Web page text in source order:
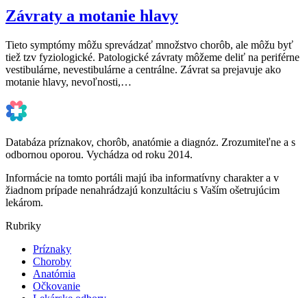
Závraty a motanie hlavy
Tieto symptómy môžu sprevádzať množstvo chorôb, ale môžu byť
tiež tzv fyziologické. Patologické závraty môžeme deliť na periférne
vestibulárne, nevestibulárne a centrálne. Závrat sa prejavuje ako
motanie hlavy, nevoľnosti,…
Databáza príznakov, chorôb, anatómie a diagnóz. Zrozumiteľne a s
odbornou oporou. Vychádza od roku 2014.
Informácie na tomto portáli majú iba informatívny charakter a v
žiadnom prípade nenahrádzajú konzultáciu s Vaším ošetrujúcim
lekárom.
Rubriky
Príznaky
Choroby
Anatómia
Očkovanie